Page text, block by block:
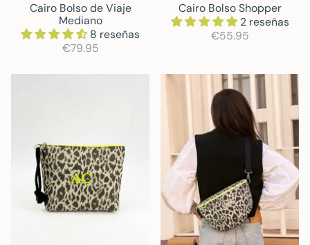
Cairo Bolso de Viaje
Mediano
8 reseñas
€79.95
Cairo Bolso Shopper
2 reseñas
€55.95